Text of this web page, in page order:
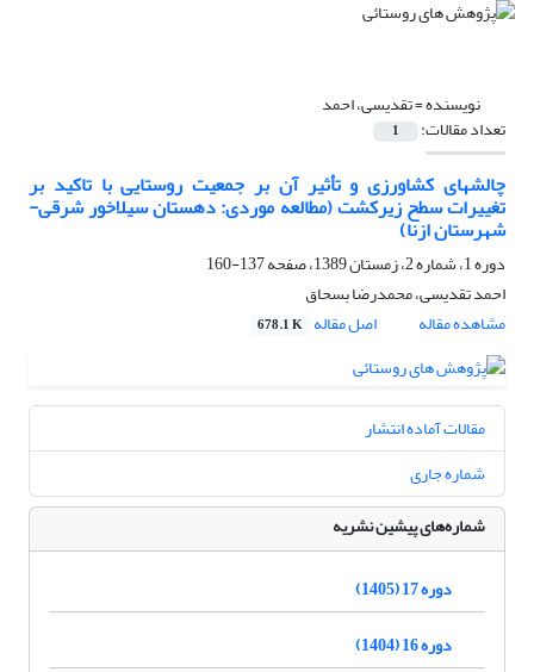
نویسنده =تقدیسی، احمد
تعداد مقالات: 1
چالشهای کشاورزی و تأثیر آن بر جمعیت روستایی با تاکید بر
تغییرات سطح زیرکشت (مطالعه موردی: دهستان سیلاخور شرقی-
شهرستان ازنا)
دوره 1، شماره 2، زمستان 1389، صفحه
137-160
احمد تقدیسی، محمدرضا بسحاق
مشاهده مقاله
اصل مقاله 678.1 K
مقالات آماده انتشار
شماره جاری
شماره‌های پیشین نشریه
دوره 17 (1405)
دوره 16 (1404)